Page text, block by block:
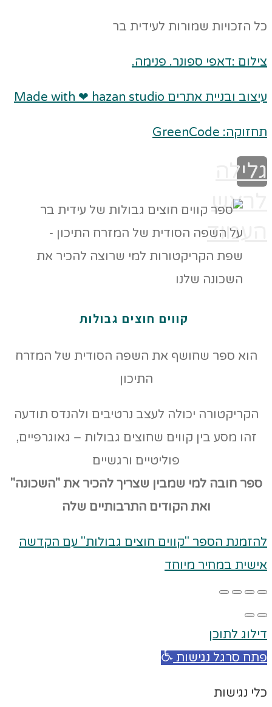
כל הזכויות שמורות לעידית בר
צילום :דאפי ספונר. פנימה.
עיצוב ובניית אתרים Made with ❤ hazan studio
תחזוקה: GreenCode
גלילה
לראש
העמוד
קווים חוצים גבולות
הוא ספר שחושף את השפה הסודית של המזרח
התיכון
הקריקטורה יכולה לעצב נרטיבים ולהנדס תודעה
זהו מסע בין קווים שחוצים גבולות – גאוגרפיים,
פוליטיים ורגשיים
ספר חובה למי שמבין שצריך להכיר את "השכונה"
ואת הקודים התרבותיים שלה
להזמנת הספר "קווים חוצים גבולות" עם הקדשה
אישית במחיר מיוחד
דילוג לתוכן
פתח סרגל נגישות
כלי נגישות